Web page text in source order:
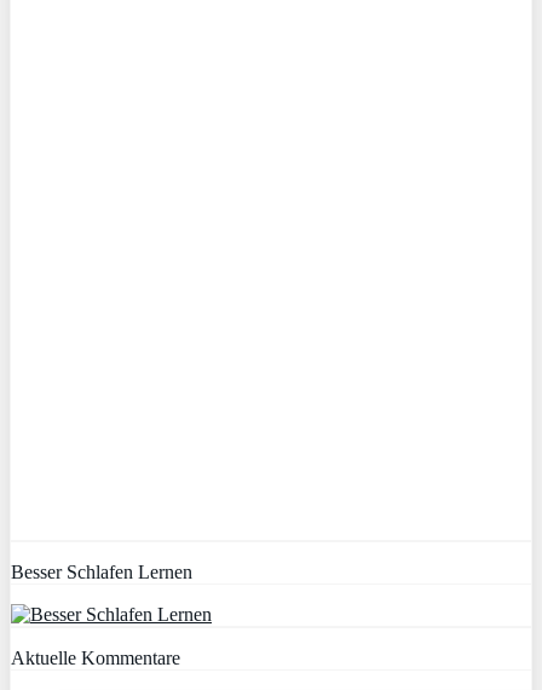
Besser Schlafen Lernen
Aktuelle Kommentare